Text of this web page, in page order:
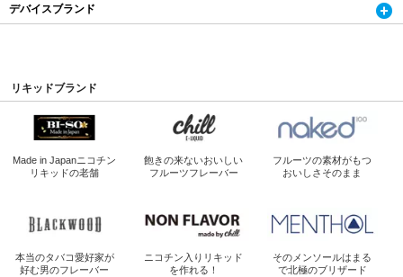
デバイスブランド
リキッドブランド
Made in Japanニコチン
リキッドの老舗
飽きの来ないおいしい
フルーツフレーバー
フルーツの素材がもつ
おいしさそのまま
本当のタバコ愛好家が
好む男のフレーバー
ニコチン入り リキッド
を作れる！
そのメンソールは まる
で北極のブリザード